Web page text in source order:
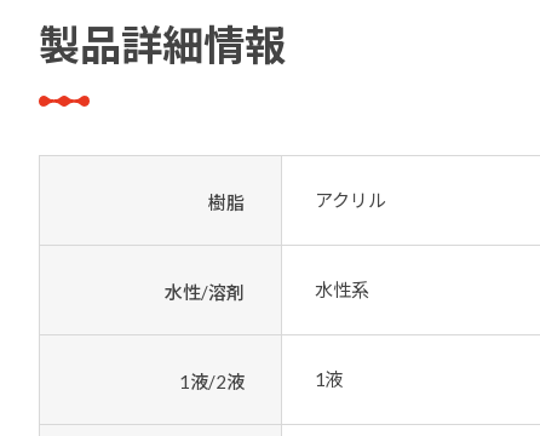
製品詳細情報
樹脂 アクリル
水性/溶剤 水性系
1液/2液 1液